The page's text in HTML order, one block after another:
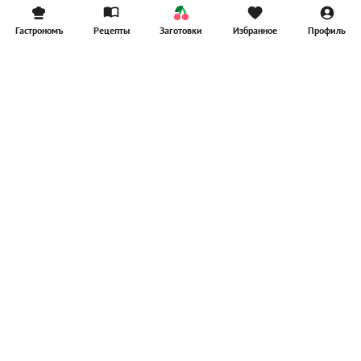
Гастрономъ Рецепты Заготовки Избранное Профиль